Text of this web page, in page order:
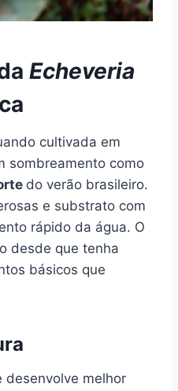
Echeveria
cultivada em
sombreamento como
do verão brasileiro.
e substrato com
rápido da água. O
desde que tenha
básicos que
desenvolve melhor